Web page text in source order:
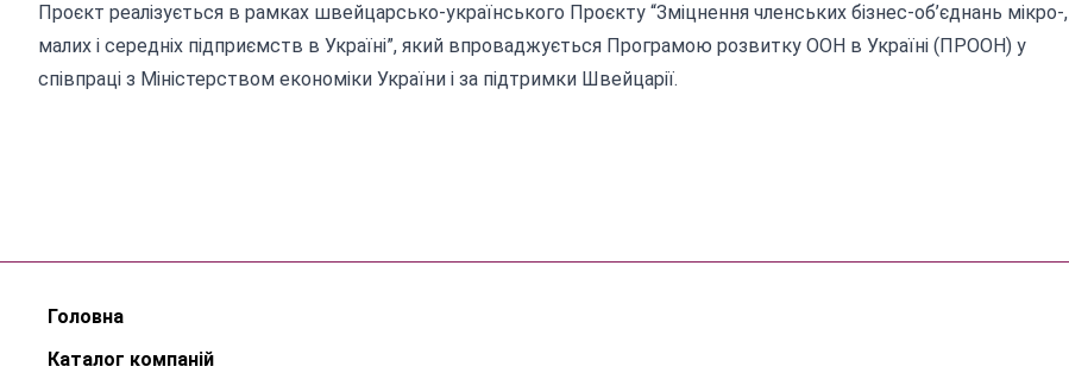
Проєкт реалізується в рамках швейцарсько-українського Проєкту “Зміцнення членських бізнес-об’єднань мікро-,
малих і середніх підприємств в Україні”, який впроваджується Програмою розвитку ООН в Україні (ПРООН) у
співпраці з Міністерством економіки України і за підтримки Швейцарії.
Головна
Каталог компаній